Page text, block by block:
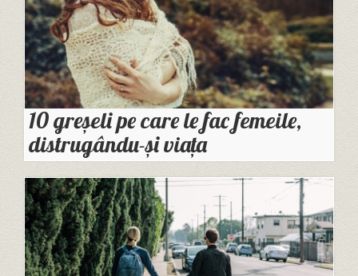
10 greșeli pe care le fac femeile,
distrugându-și viața